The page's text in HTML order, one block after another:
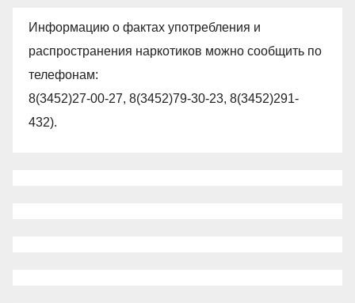
Информацию о фактах употребления и
распространения наркотиков можно сообщить по
телефонам:
8(3452)27-00-27, 8(3452)79-30-23, 8(3452)291-
432).